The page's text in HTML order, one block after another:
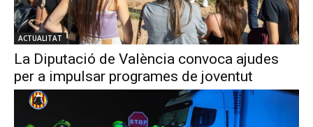
ACTUALITAT
La Diputació de València convoca ajudes
per a impulsar programes de joventut